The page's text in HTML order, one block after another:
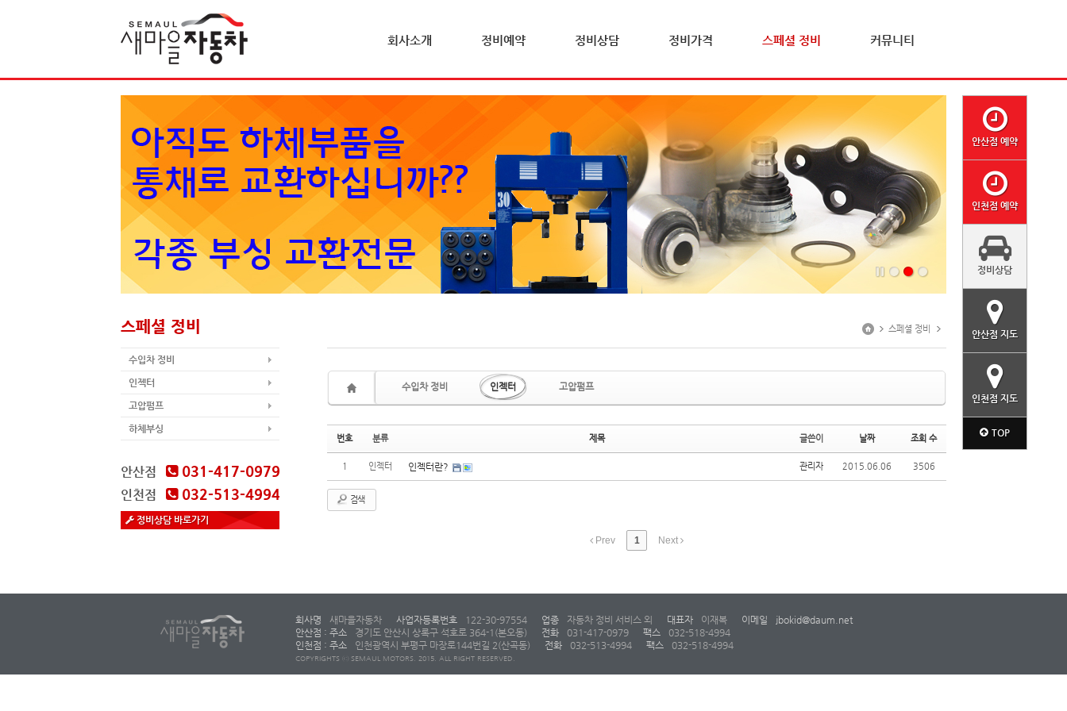
회사소개 정비예약 정비상담 정비가격 스페셜 정비 커뮤니티
스페셜 정비
수입차 정비
인젝터
고압펌프
하체부싱
안산점 031-417-0979
인천점 032-513-4994
정비상담 바로가기
스페셜 정비
수입차 정비 인젝터 고압펌프
번호 분류 제목 글쓴이 날짜 조회 수
1 인젝터 인젝터란? 관리자 2015.06.06 3506
검색
Prev 1 Next
안산점 예약
인천점 예약
정비상담
안산점 지도
인천점 지도
TOP
회사명 새마을자동차 사업자등록번호 122-30-97554 업종 자동차 정비 서비스 외 대표자 이재복 이메일
jbokid@daum.net
안산점 : 주소
경기도 안산시 상록구 석호로 364-1(본오동) 전화 031-417-0979 팩스
032-518-4994
인천점 : 주소
인천광역시 부평구 마장로144번길 2(산곡동) 전화 032-513-4994 팩스 032-518-4994
COPYRIGHTS ⓒ SEMAUL MOTORS. 2015. ALL RIGHT RESERVED.